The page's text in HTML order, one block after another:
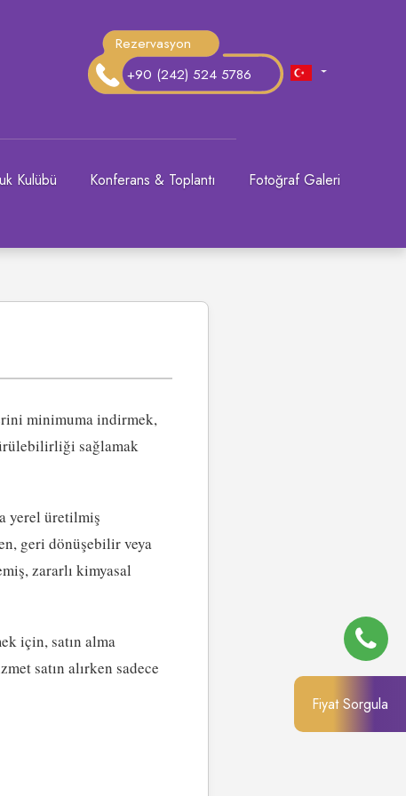
Rezervasyon
+90 (242) 524 5786
Kulübü Konferans & Toplantı
Fotoğraf Galeri
minimuma indirmek,
sağlamak
yerel üretilmiş
geri dönüşebilir veya
zararlı kimyasal
için, satın alma
satın alırken sadece
Fiyat Sorgula